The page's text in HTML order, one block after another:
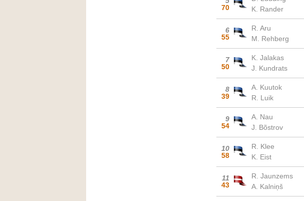
70
K. Rander
6
55
R. Aru
M. Rehberg
7
50
K. Jalakas
J. Kundrats
8
39
A. Kuutok
R. Luik
9
54
A. Nau
J. Bõstrov
10
58
R. Klee
K. Eist
11
43
R. Jaunzems
A. Kalniņš